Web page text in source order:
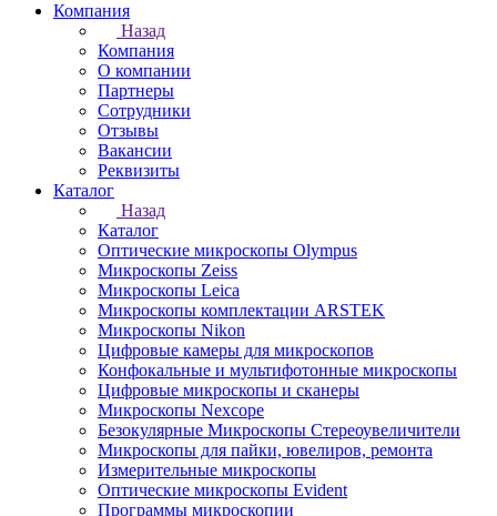
Компания
Назад
Компания
О компании
Партнеры
Сотрудники
Отзывы
Вакансии
Реквизиты
Каталог
Назад
Каталог
Оптические микроскопы Olympus
Микроскопы Zeiss
Микроскопы Leica
Микроскопы комплектации ARSTEK
Микроскопы Nikon
Цифровые камеры для микроскопов
Конфокальные и мультифотонные микроскопы
Цифровые микроскопы и сканеры
Микроскопы Nexcope
Безокулярные Микроскопы Стереоувеличители
Микроскопы для пайки, ювелиров, ремонта
Измерительные микроскопы
Оптические микроскопы Evident
Программы микроскопии